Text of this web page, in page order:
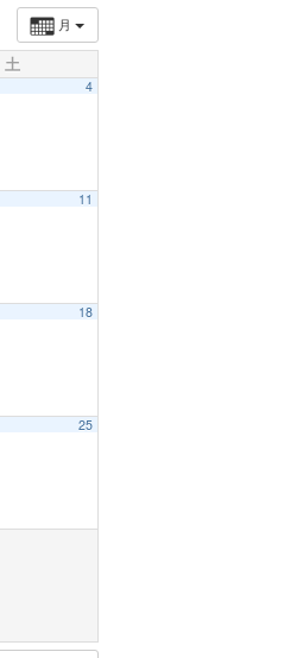
月
土
4
11
18
25